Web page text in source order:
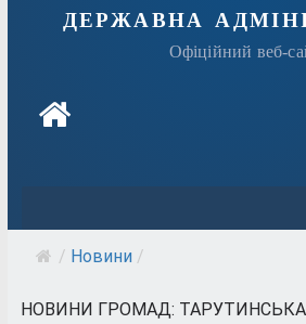
державна
Офіційний веб-
/ Новини /
НОВИНИ ГРОМАД: